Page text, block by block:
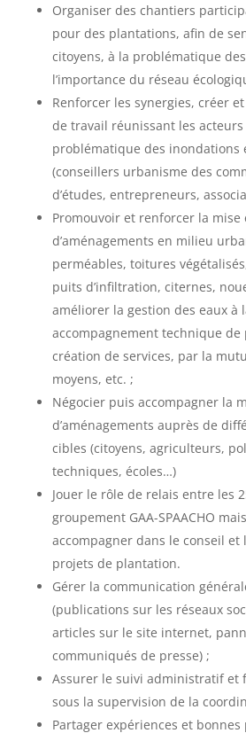
Organiser des chantiers
pour des plantations, afin de
citoyens, à la problématique
l’importance du réseau
Renforcer les synergies, créer
de travail réunissant les
problématique des inondations
(conseillers urbanisme des
d’études, entrepreneurs,
Promouvoir et renforcer la
d’aménagements en milieu
perméables, toitures
puits d’infiltration, citernes,
améliorer la gestion des eaux à
accompagnement technique
création de services, par la
moyens, etc. ;
Négocier puis accompagner la
d’aménagements auprès de
cibles (citoyens, agriculteurs,
techniques, écoles…)
Jouer le rôle de relais entre les
groupement GAA-SPAACHO
accompagner dans le conseil et
projets de plantation.
Gérer la communication
(publications sur les réseaux
articles sur le site internet,
communiqués de presse) ;
Assurer le suivi administratif et
sous la supervision de la
Partager expériences et